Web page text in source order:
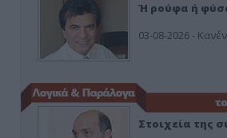
Ή ρούφα ή
03-08-2026 -
Στοιχεία της